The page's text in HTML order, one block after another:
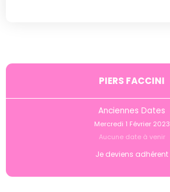
PIERS FACCINI
Anciennes Dates
Mercredi 1 Février 2023
Aucune date à venir
Je deviens adhérent